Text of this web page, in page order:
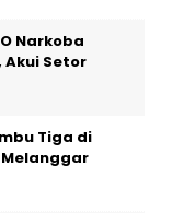
Narkoba
Setor
Tiga di